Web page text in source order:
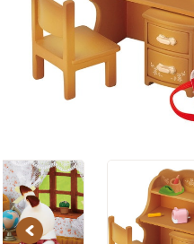
Previous